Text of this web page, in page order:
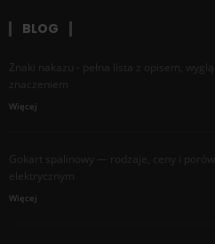
BLOG
Znaki nakazu - pełna lista z opisem,
znaczeniem
Więcej
Gokart spalinowy — rodzaje, ceny i
elektrycznym
Więcej